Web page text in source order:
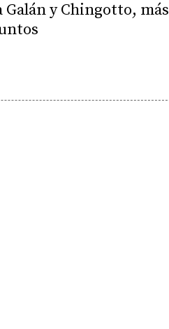
y Chingotto, más